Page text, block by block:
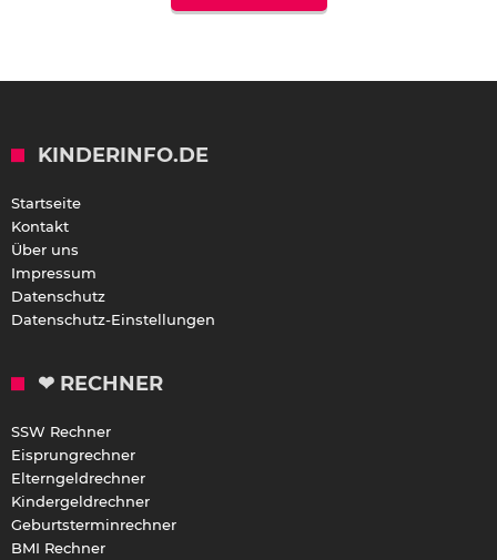
KINDERINFO.DE
Startseite
Kontakt
Über uns
Impressum
Datenschutz
Datenschutz-Einstellungen
❤ RECHNER
SSW Rechner
Eisprungrechner
Elterngeldrechner
Kindergeldrechner
Geburtsterminrechner
BMI Rechner